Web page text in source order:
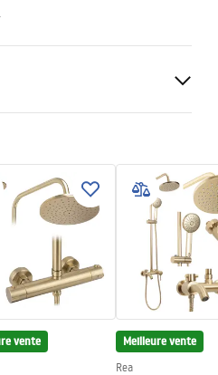
ou plancher
vente Meilleure vente
Rea